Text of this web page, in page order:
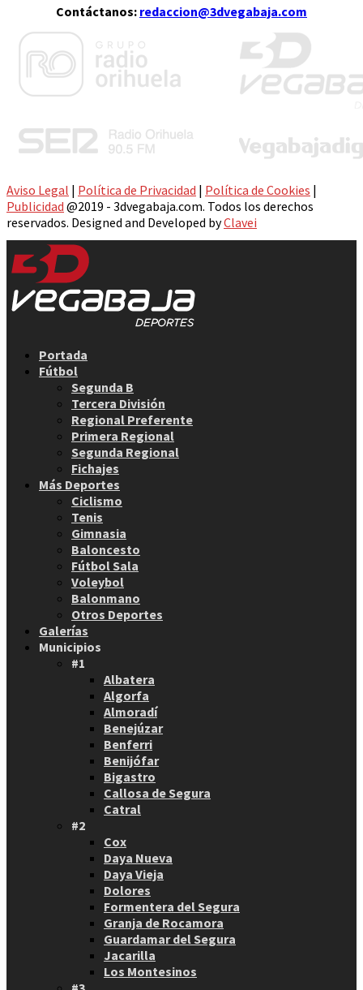
Contáctanos: redaccion@3dvegabaja.com
Aviso Legal | Política de Privacidad | Política de Cookies |
Publicidad @2019 - 3dvegabaja.com. Todos los derechos
reservados. Designed and Developed byClavei
Portada
Fútbol
Segunda B
Tercera División
Regional Preferente
Primera Regional
Segunda Regional
Fichajes
Más Deportes
Ciclismo
Tenis
Gimnasia
Baloncesto
Fútbol Sala
Voleybol
Balonmano
Otros Deportes
Galerías
Municipios
#1
Albatera
Algorfa
Almoradí
Benejúzar
Benferri
Benijófar
Bigastro
Callosa de Segura
Catral
#2
Cox
Daya Nueva
Daya Vieja
Dolores
Formentera del Segura
Granja de Rocamora
Guardamar del Segura
Jacarilla
Los Montesinos